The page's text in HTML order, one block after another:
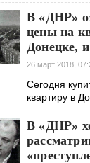
или
внутренне
В «ДНР»
цены на
Донецке,
26 март 2018,
Сегодня
квартиру в
В «ДНР»